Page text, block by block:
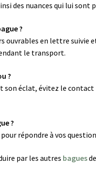
des nuances qui lui sont
?
ouvrables en lettre suivie
le transport.
?
son éclat, évitez le contact
?
répondre à vos
par les autres bagues